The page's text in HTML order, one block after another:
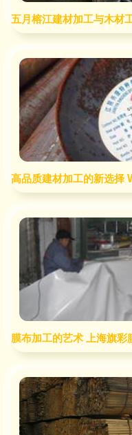
五月榕江建材加工与木材
高品质建材加工的新选择
膜布加工的艺术 上海旗